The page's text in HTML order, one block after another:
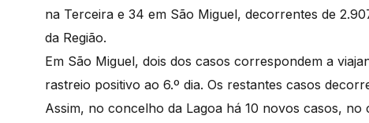
na Terceira e 34 em São Miguel, decorrentes de
da Região.
Em São Miguel, dois dos casos correspondem a
rastreio positivo ao 6.º dia. Os restantes casos
Assim, no concelho da Lagoa há 10 novos casos,